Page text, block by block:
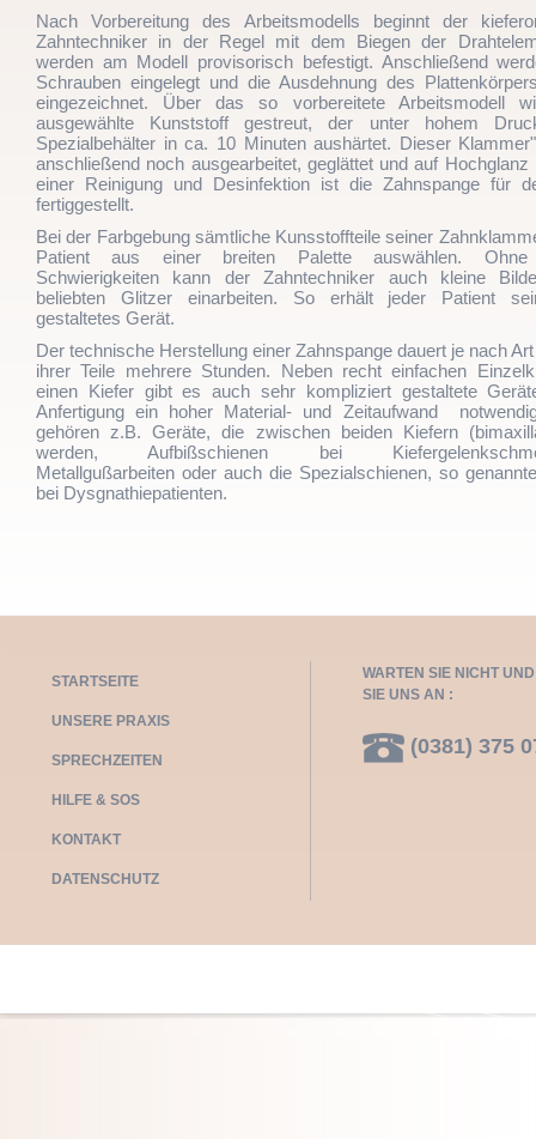
Nach Vorbereitung des Arbeitsmodells beginnt der
Zahntechniker in der Regel mit dem Biegen der
werden am Modell provisorisch befestigt. Anschließend
Schrauben eingelegt und die Ausdehnung des
eingezeichnet. Über das so vorbereitete Arbeitsmodell
ausgewählte Kunststoff gestreut, der unter hohem
Spezialbehälter in ca. 10 Minuten aushärtet. Dieser
anschließend noch ausgearbeitet, geglättet und auf Hochglanz
einer Reinigung und Desinfektion ist die Zahnspange für
fertiggestellt.
Bei der Farbgebung sämtliche Kunsstoffteile seiner
Patient aus einer breiten Palette auswählen. Ohne
Schwierigkeiten kann der Zahntechniker auch kleine
beliebten Glitzer einarbeiten. So erhält jeder Patient
gestaltetes Gerät.
Der technische Herstellung einer Zahnspange dauert je nach
ihrer Teile mehrere Stunden. Neben recht einfachen
einen Kiefer gibt es auch sehr kompliziert gestaltete
Anfertigung ein hoher Material- und Zeitaufwand
gehören z.B. Geräte, die zwischen beiden Kiefern
werden, Aufbißschienen bei
Metallgußarbeiten oder auch die Spezialschienen, so
bei Dysgnathiepatienten.
STARTSEITE
UNSERE PRAXIS
SPRECHZEITEN
HILFE & SOS
KONTAKT
DATENSCHUTZ
WARTEN SIE NICHT
SIE UNS AN :
(0381) 375